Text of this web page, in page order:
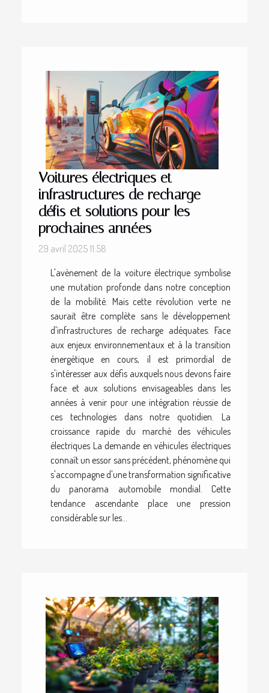
Voitures électriques et
infrastructures de recharge
défis et solutions pour les
prochaines années
29 avril 2025 11:58
L'avènement de la voiture électrique symbolise
une mutation profonde dans notre conception
de la mobilité. Mais cette révolution verte ne
saurait être complète sans le développement
d'infrastructures de recharge adéquates. Face
aux enjeux environnementaux et à la transition
énergétique en cours, il est primordial de
s'intéresser aux défis auxquels nous devons faire
face et aux solutions envisageables dans les
années à venir pour une intégration réussie de
ces technologies dans notre quotidien. La
croissance rapide du marché des véhicules
électriques La demande en véhicules électriques
connaît un essor sans précédent, phénomène qui
s'accompagne d'une transformation significative
du panorama automobile mondial. Cette
tendance ascendante place une pression
considérable sur les...